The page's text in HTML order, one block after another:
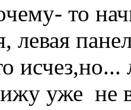
то
левая
уже не